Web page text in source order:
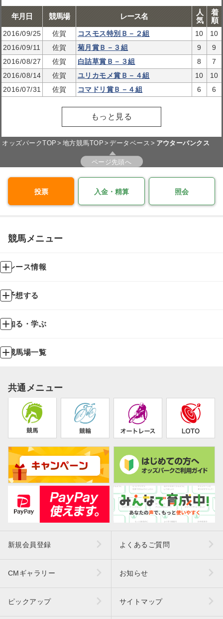
年月日 競馬場 レース名
人
気
着
順
2016/09/25 佐賀 コスモス特別Ｂ－２組 10
10
2016/09/11
佐賀 菊月賞Ｂ－３組 9
9
2016/08/27
佐賀 白詰草賞Ｂ－３組 8
7
2016/08/14
佐賀 ユリカモメ賞Ｂ－４組 10
10
2016/07/31
佐賀 コマドリ賞Ｂ－４組 6 6
もっと見る
オッズパークTOP 地方競馬TOP データベース アウターバンクス
ページ先頭へ
投票 入金・精算 照会
競馬メニュー
レース情報
予想する
知る・学ぶ
競馬場一覧
共通メニュー
新規会員登録 よくあるご質問
CMギャラリー お知らせ
ピックアップ サイトマップ